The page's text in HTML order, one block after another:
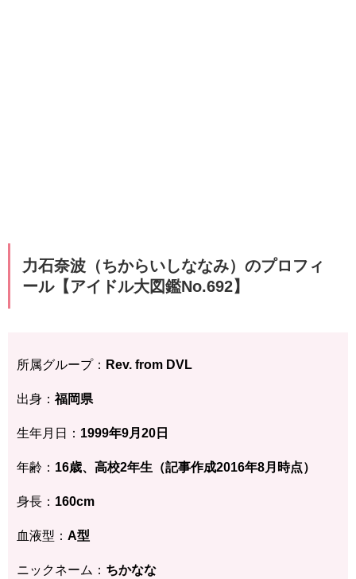
力石奈波（ちからいしななみ）のプロフィ
ール【アイドル大図鑑No.692】
所属グループ： Rev. from DVL
出身：福岡県
生年月日： 1999年9月20日
年齢： 16歳、高校2年生（記事作成2016年8月時点）
身長： 160cm
血液型： A型
ニックネーム： ちかなな